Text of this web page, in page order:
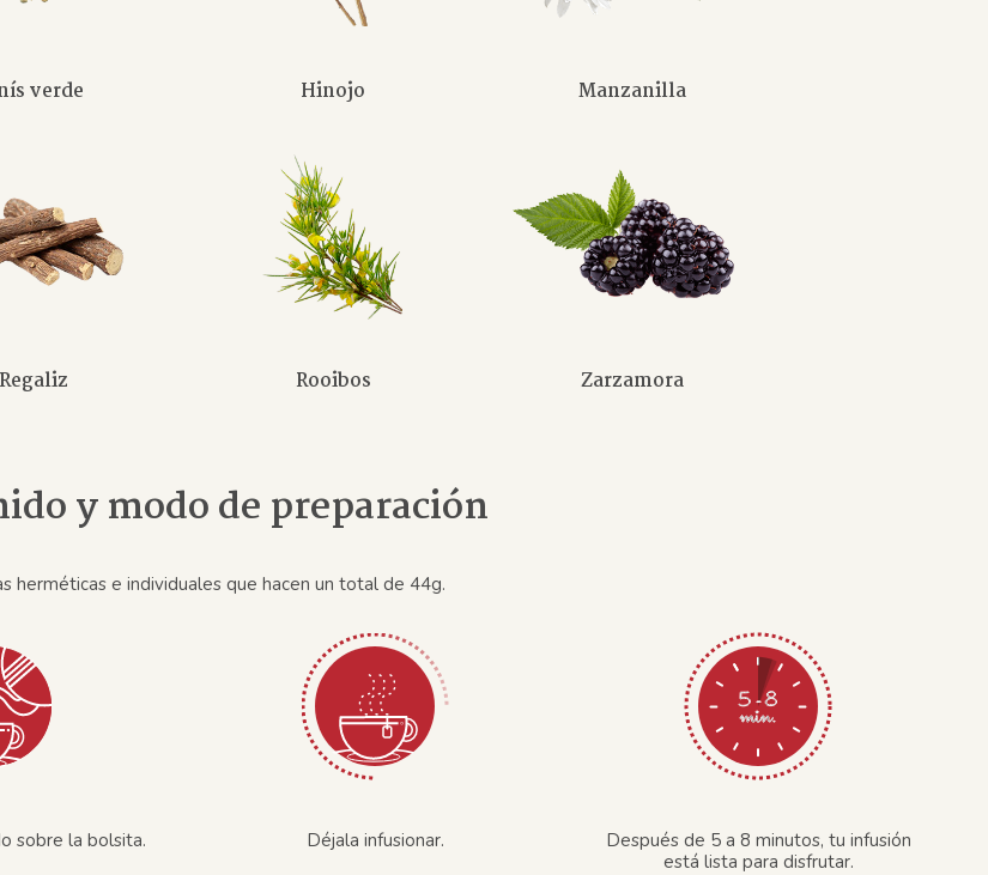
verde Hinojo Manzanilla
Regaliz Rooibos Zarzamora
y modo de preparación
herméticas e individuales que hacen un total de 44g.
sobre la bolsita. Déjala infusionar.
Después de 5 a 8 minutos, tu infusión
está lista para disfrutar.